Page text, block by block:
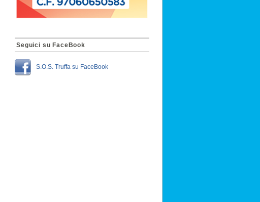
Seguici su FaceBook
S.O.S. Truffa su FaceBook